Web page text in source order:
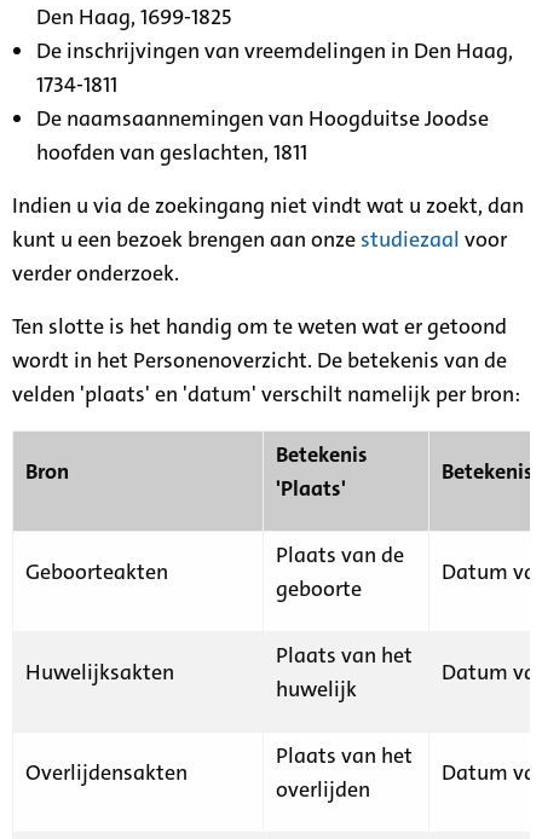
Den Haag, 1699-1825
De inschrijvingen van vreemdelingen in Den Haag,
1734-1811
De naamsaannemingen van Hoogduitse Joodse
hoofden van geslachten, 1811
Indien u via de zoekingang niet vindt wat u zoekt, dan
kunt u een bezoek brengen aan onze studiezaal voor
verder onderzoek.
Ten slotte is het handig om te weten wat er getoond
wordt in het Personenoverzicht. De betekenis van de
velden 'plaats' en 'datum' verschilt namelijk per bron:
Bron
Betekenis
'Plaats'
Geboorteakten
Plaats van de
geboorte
Datum
Huwelijksakten
Plaats van het
huwelijk
Datum
Overlijdensakten
Plaats van het
overlijden
Datum